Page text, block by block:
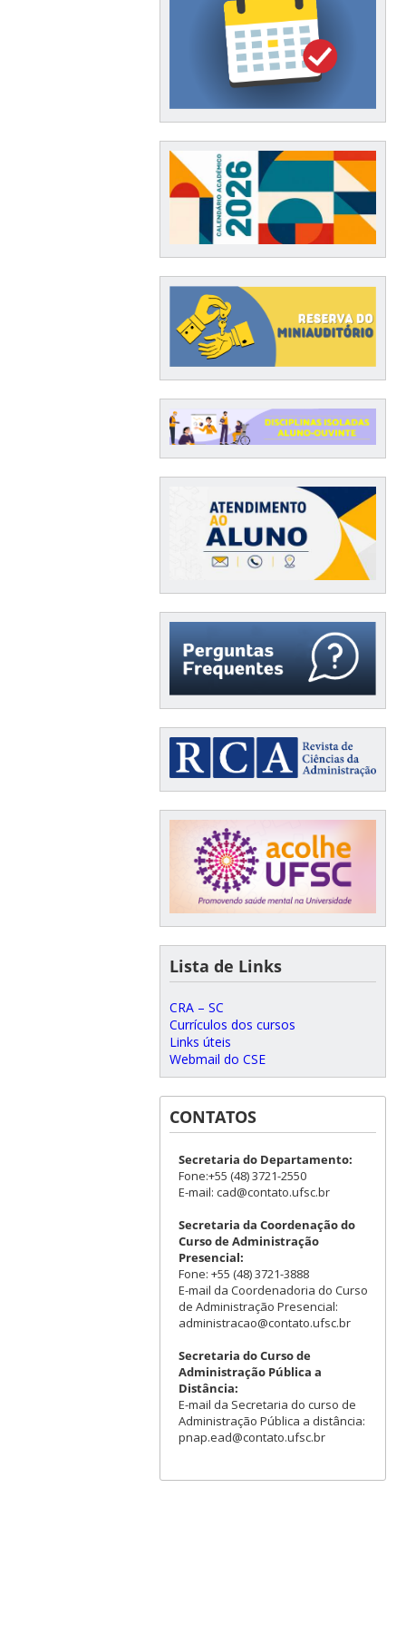
Lista de Links
CRA – SC
Currículos dos cursos
Links úteis
Webmail do CSE
CONTATOS
Secretaria do Departamento:
Fone:+55 (48) 3721-2550
E-mail: cad@contato.ufsc.br
Secretaria da Coordenação do
Curso de Administração
Presencial:
Fone: +55 (48) 3721-3888
E-mail da Coordenadoria do Curso
de Administração Presencial:
administracao@contato.ufsc.br
Secretaria do Curso de
Administração Pública a
Distância:
E-mail da Secretaria do curso de
Administração Pública a distância:
pnap.ead@contato.ufsc.br